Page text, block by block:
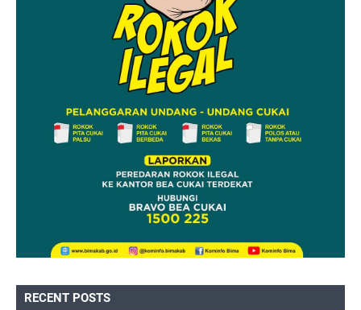
RECENT POSTS